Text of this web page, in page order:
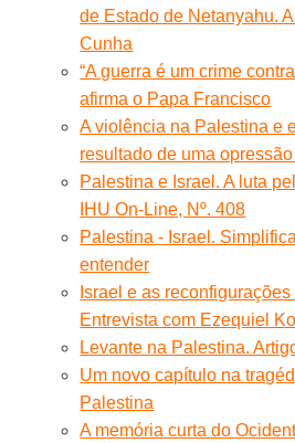
de Estado de Netanyahu.
Cunha
“A guerra é um crime
afirma o Papa Francisco
A violência na Palestina e
resultado de uma opressão
Palestina e Israel. A luta
IHU On-Line, Nº. 408
Palestina - Israel.
entender
Israel e as
Entrevista com Ezequiel
Levante na Palestina.
Um novo capítulo na
Palestina
A memória curta do